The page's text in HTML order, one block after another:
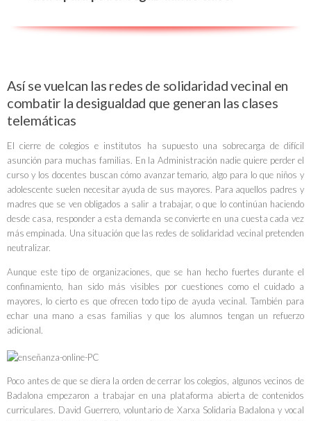
Así se vuelcan las redes de solidaridad vecinal en
combatir la desigualdad que generan las clases
telemáticas
El cierre de colegios e institutos ha supuesto una sobrecarga de difícil
asunción para muchas familias. En la Administración nadie quiere perder el
curso y los docentes buscan cómo avanzar temario, algo para lo que niños y
adolescente suelen necesitar ayuda de sus mayores. Para aquellos padres y
madres que se ven obligados a salir a trabajar, o que lo continúan haciendo
desde casa, responder a esta demanda se convierte en una cuesta cada vez
más empinada. Una situación que las redes de solidaridad vecinal pretenden
neutralizar.
Aunque este tipo de organizaciones, que se han hecho fuertes durante el
confinamiento, han sido más visibles por cuestiones como el cuidado a
mayores, lo cierto es que ofrecen todo tipo de ayuda vecinal. También para
echar una mano a esas familias y que los alumnos tengan un refuerzo
adicional.
Poco antes de que se diera la orden de cerrar los colegios, algunos vecinos de
Badalona empezaron a trabajar en una plataforma abierta de contenidos
curriculares. David Guerrero , voluntario de Xarxa Solidaria Badalona y vocal